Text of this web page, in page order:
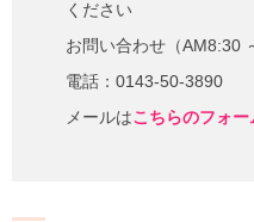
ください
お問い合わせ（AM8:30
電話：0143-50-3890
メールはこちらのフォー